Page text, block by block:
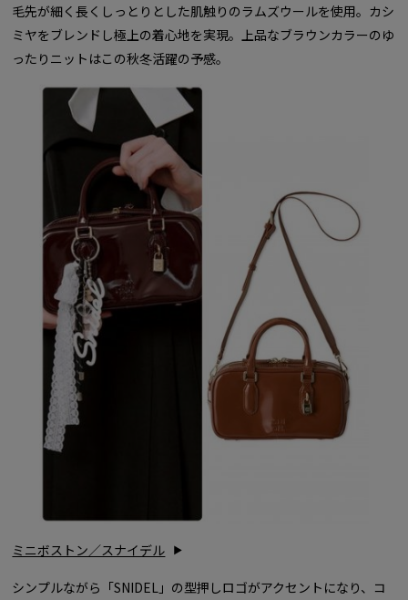
毛先が細く長くしっとりとした肌触りのラムズウールを使用。カシ
ミヤをブレンドし極上の着心地を実現。上品なブラウンカラーのゆ
ったりニットはこの秋冬活躍の予感。
ミニボストン／スナイデル
シンプルながら「SNIDEL」の型押しロゴがアクセントになり、コ